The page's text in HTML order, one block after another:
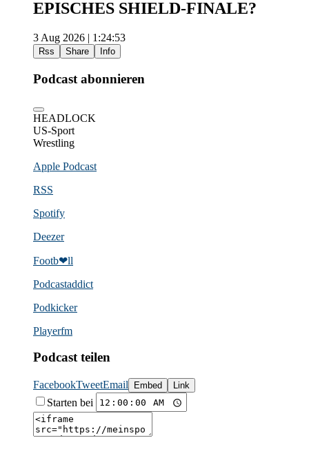
EPISCHES SHIELD-FINALE?
3 Aug 2026 | 1:24:53
Rss Share Info
Podcast abonnieren
HEADLOCK
US-Sport
Wrestling
Apple Podcast
RSS
Spotify
Deezer
Footb❤ll
Podcast­addict
Podkicker
Playerfm
Podcast teilen
FacebookTweetEmail Embed Link
Starten bei